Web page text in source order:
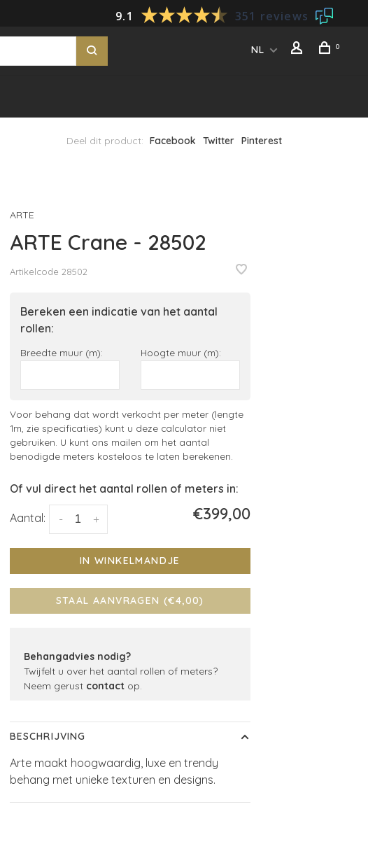
9.1 351 reviews
NL 0
Deel dit product: Facebook Twitter Pinterest
ARTE
ARTE Crane - 28502
Artikelcode 28502
Bereken een indicatie van het aantal
rollen:
Breedte muur (m): Hoogte muur (m):
Voor behang dat wordt verkocht per meter (lengte
1m, zie specificaties) kunt u deze calculator niet
gebruiken. U kunt ons mailen om het aantal
benodigde meters kosteloos te laten berekenen.
Of vul direct het aantal rollen of meters in:
Aantal: +
- €399,00
IN WINKELMANDJE
STAAL AANVRAGEN (€4,00)
Behangadvies nodig?
Twijfelt u over het aantal rollen of meters?
Neem gerust contactop.
BESCHRIJVING
Arte maakt hoogwaardig, luxe en trendy
behang met unieke texturen en designs.